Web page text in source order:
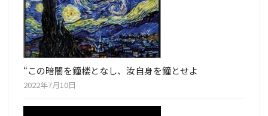
“この暗闇を鐘楼となし、汝自身を鐘とせよ
2022年7月10日